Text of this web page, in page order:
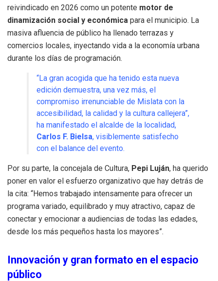
reivindicado en 2026 como un potente motor de
dinamización social y económica para el municipio. La
masiva afluencia de público ha llenado terrazas y
comercios locales, inyectando vida a la economía urbana
durante los días de programación.
“La gran acogida que ha tenido esta nueva
edición demuestra, una vez más, el
compromiso irrenunciable de Mislata con la
accesibilidad, la calidad y la cultura callejera”,
ha manifestado el alcalde de la localidad,
Carlos F. Bielsa, visiblemente satisfecho
con el balance del evento.
Por su parte, la concejala de Cultura, Pepi Luján, ha querido
poner en valor el esfuerzo organizativo que hay detrás de
la cita: “Hemos trabajado intensamente para ofrecer un
programa variado, equilibrado y muy atractivo, capaz de
conectar y emocionar a audiencias de todas las edades,
desde los más pequeños hasta los mayores”.
Innovación y gran formato en el espacio
público